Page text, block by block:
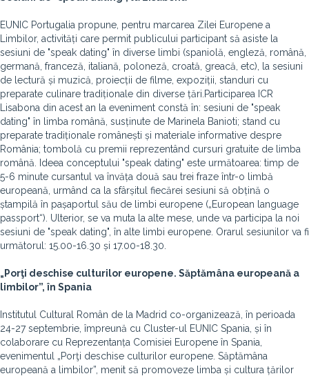
EUNIC Portugalia propune, pentru marcarea Zilei Europene a
Limbilor, activități care permit publicului participant să asiste la
sesiuni de "speak dating" în diverse limbi (spaniolă, engleză, română,
germană, franceză, italiană, poloneză, croată, greacă, etc), la sesiuni
de lectură și muzică, proiecții de filme, expoziții, standuri cu
preparate culinare tradiționale din diverse țări.Participarea ICR
Lisabona din acest an la eveniment constă în: sesiuni de "speak
dating" în limba română, susținute de Marinela Banioti; stand cu
preparate tradiționale românești și materiale informative despre
România; tombolă cu premii reprezentând cursuri gratuite de limba
română. Ideea conceptului "speak dating" este următoarea: timp de
5-6 minute cursantul va învăța două sau trei fraze într-o limbă
europeană, urmând ca la sfârșitul fiecărei sesiuni să obțină o
ștampilă în pașaportul său de limbi europene („European language
passport“). Ulterior, se va muta la alte mese, unde va participa la noi
sesiuni de "speak dating", în alte limbi europene. Orarul sesiunilor va fi
următorul: 15.00-16.30 și 17.00-18.30.
„Porţi deschise culturilor europene. Săptămâna europeană a
limbilor”, în Spania
Institutul Cultural Român de la Madrid co-organizează, în perioada
24-27 septembrie, împreună cu Cluster-ul EUNIC Spania, și în
colaborare cu Reprezentanța Comisiei Europene în Spania,
evenimentul „Porţi deschise culturilor europene. Săptămâna
europeană a limbilor”, menit să promoveze limba și cultura țărilor